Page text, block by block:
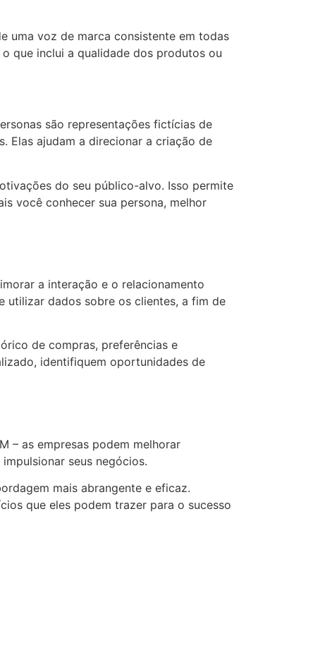
uma voz de marca consistente em todas
que inclui a qualidade dos produtos ou
são representações fictícias de
Elas ajudam a direcionar a criação de
do seu público-alvo. Isso permite
você conhecer sua persona, melhor
a interação e o relacionamento
utilizar dados sobre os clientes, a fim de
de compras, preferências e
identifiquem oportunidades de
– as empresas podem melhorar
seus negócios.
mais abrangente e eficaz.
que eles podem trazer para o sucesso